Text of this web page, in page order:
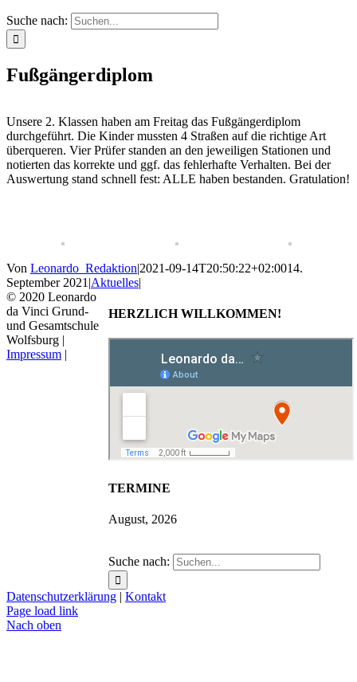
Suche nach:
Fußgängerdiplom
Unsere 2. Klassen haben am Freitag das Fußgängerdiplom
durchgeführt. Die Kinder mussten 4 Straßen auf die richtige Art
überqueren. Vier Prüfer standen an den jeweiligen Stationen und
notierten das korrekte und ggf. das fehlerhafte Verhalten. Bei der
Auswertung stand schnell fest: ALLE haben bestanden. Gratulation!
Von Leonardo_Redaktion|2021-09-14T20:50:22+02:0014.
September 2021 |Aktuelles|
HERZLICH WILLKOMMEN!
TERMINE
August, 2026
Suche nach:
© 2020 Leonardo
da Vinci Grund-
und Gesamtschule
Wolfsburg |
Impressum |
Datenschutzerklärung | Kontakt
Page load link
Nach oben